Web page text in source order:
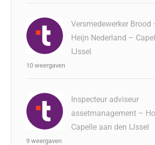
Versmedewerker Brood
Heijn Nederland –
IJssel
10 weergaven
Inspecteur adviseur
assetmanagement –
Capelle aan den IJssel
9 weergaven